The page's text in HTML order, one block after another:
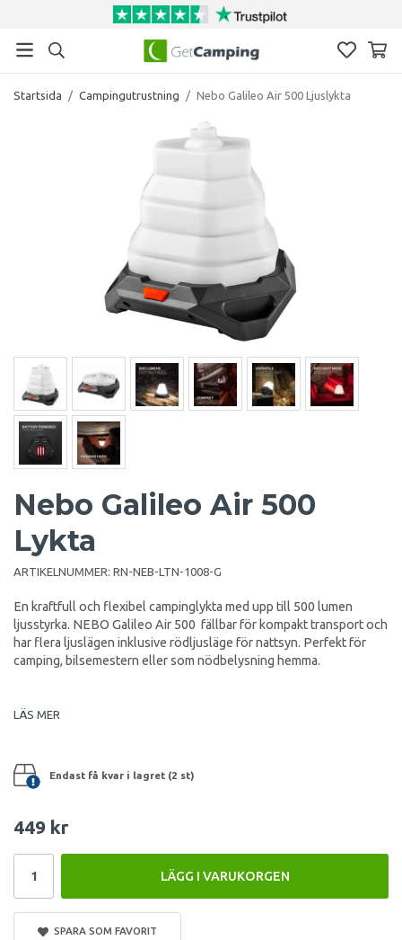
Startsida / Campingutrustning / Nebo Galileo Air 500 Ljuslykta
Nebo Galileo Air 500
Lykta
ARTIKELNUMMER: RN-NEB-LTN-1008-G
En kraftfull och flexibel campinglykta med upp till 500 lumen
ljusstyrka. NEBO Galileo Air 500 fällbar för kompakt transport och
har flera ljuslägen inklusive rödljusläge för nattsyn. Perfekt för
camping, bilsemestern eller som nödbelysning hemma.
LÄS MER
Endast få kvar i lagret (2 st)
449 kr
LÄGG I VARUKORGEN
SPARA SOM FAVORIT